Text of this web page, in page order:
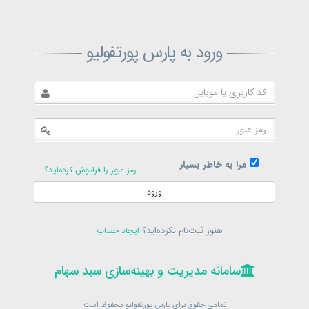
ورود به پارس پورتفولیو
مرا به خاطر بسپار
رمز عبور را فراموش کرده‌اید؟
ورود
هنوز ثبت‌نام نکرده‌اید؟ ایجاد حساب
سامانه مدیریت و بهینه‌سازی سبد سهام
تمامی حقوق برای پارس پورتفولیو محفوظ است
ثبت‌نام پارس پورتفولیو
ثبت‌نام
در حال حاضر عضو هستید؟فرم ورود
سامانه مدیریت و بهینه‌سازی سبد سهام
بازیابی رمز پارس پورتفولیو
در حال حاضر عضو هستید؟
سامانه مدیریت و بهینه‌سازی سبد سهام
تمامی حقوق برای پارس پورتفولیو محفوظ است